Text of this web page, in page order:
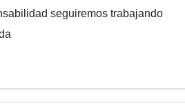
seguiremos trabajando